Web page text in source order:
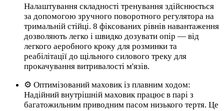
Налаштування складності тренування здійснюється
за допомогою зручного поворотного регулятора на
тримальній стійці. 8 фіксованих рівнів навантаження
дозволяють легко і швидко дозувати опір — від
легкого аеробного кроку для розминки та
реабілітації до щільного силового треку для
прокачування витривалості м'язів.
⚙️ Оптимізований маховик із плавним ходом:
Надійний внутрішній маховик працює в парі з
багатожильним приводним пасом низького тертя. Це